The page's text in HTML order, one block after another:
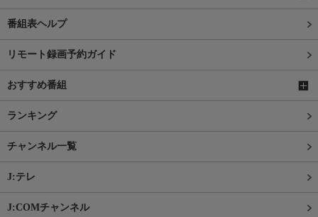
番組表ヘルプ
リモート録画予約ガイド
おすすめ番組
ランキング
チャンネル一覧
J:テレ
J:COMチャンネル